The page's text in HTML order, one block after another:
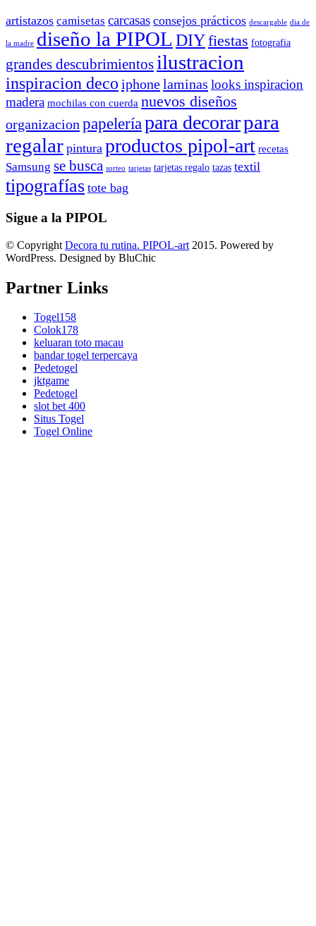
artistazos camisetas carcasas consejos prácticos descargable dia de
la madre diseño la PIPOL DIYfiestas fotografia
grandes descubrimientos ilustracion
inspiracion deco iphonelaminas looks inspiracion
madera mochilas con cuerda nuevos diseños
organizacion papeleríapara decorarpara
regalar pintura productos pipol-art recetas
Samsung se busca sorteo tarjetas tarjetas regalo tazas textil
tipografías tote bag
Sigue a la PIPOL
© Copyright Decora tu rutina. PIPOL-art 2015. Powered by
WordPress. Designed by BluChic
Partner Links
Togel158
Colok178
keluaran toto macau
bandar togel terpercaya
Pedetogel
jktgame
Pedetogel
slot bet 400
Situs Togel
Togel Online